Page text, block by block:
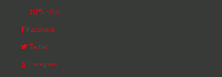
お問い合せ
Facebook
Twitter
Instagram